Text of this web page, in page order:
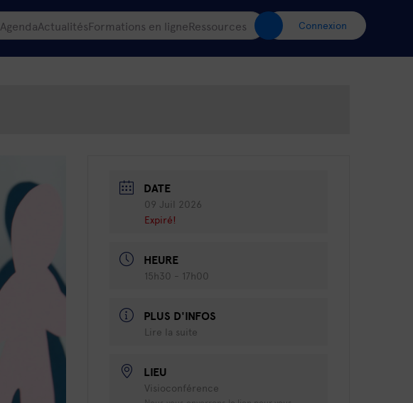
AgendaActualitésFormations en ligneRessources Connexion
DATE
09 Juil 2026
Expiré!
HEURE
15h30 - 17h00
PLUS D'INFOS
Lire la suite
LIEU
Visioconférence